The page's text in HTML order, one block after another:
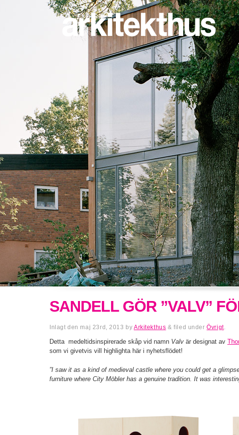
SANDELL GÖR ”VALV”
Inlagt den maj 23rd, 2013 by Arkitekthus & filed underÖvrigt.
Detta medeltidsinspirerade skåp vid namn Valv är designat av
som vi givetvis vill highlighta här i nyhetsflödet!
”I saw it as a kind of medieval castle where you could get a
furniture where City Möbler has a genuine tradition. It was